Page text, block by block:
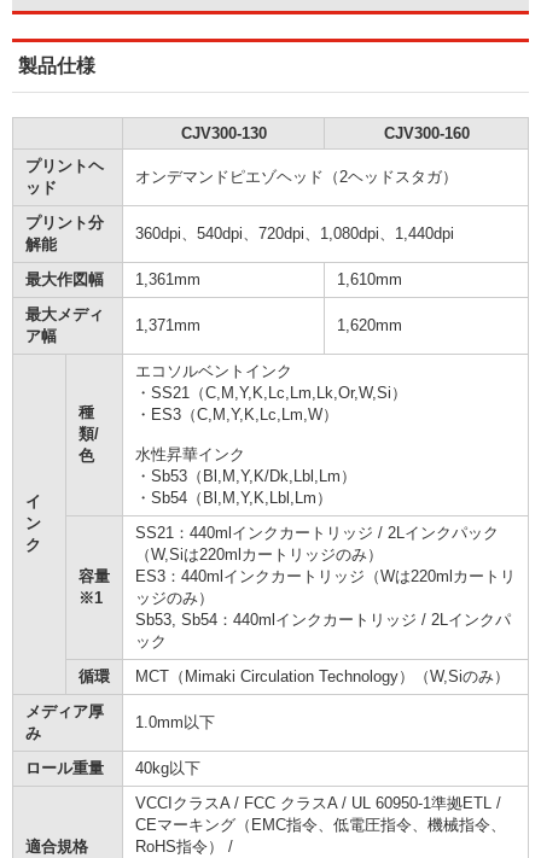
製品仕様
CJV300-130
CJV300-160
プリントヘ
ッド
オンデマンドピエゾヘッド（2ヘッドスタガ）
プリント分
解能
360dpi、540dpi、720dpi、1,080dpi、1,440dpi
最大作図幅 1,361mm
1,610mm
最大メディ
ア幅
1,371mm 1,620mm
イ
ン
ク
種
類/
色
エコソルベントインク
・SS21（C,M,Y,K,Lc,Lm,Lk,Or,W,Si）
・ES3（C,M,Y,K,Lc,Lm,W）
水性昇華インク
・Sb53（Bl,M,Y,K/Dk,Lbl,Lm）
・Sb54（Bl,M,Y,K,Lbl,Lm）
容量
※1
SS21：440mlインクカートリッジ / 2Lインクパック
（W,Siは220mlカートリッジのみ）
ES3：440mlインクカートリッジ（Wは220mlカートリ
ッジのみ）
Sb53, Sb54：440mlインクカートリッジ / 2Lインクパ
ック
循環
MCT（Mimaki Circulation Technology）（W,Siのみ）
メディア厚
み
1.0mm以下
ロール重量 40kg以下
適合規格
VCCIクラスA / FCC クラスA / UL 60950-1準拠ETL /
CEマーキング（EMC指令、低電圧指令、機械指令、
RoHS指令） /